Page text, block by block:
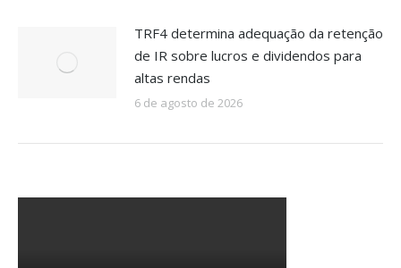
TRF4 determina adequação da retenção
de IR sobre lucros e dividendos para
altas rendas
6 de agosto de 2026